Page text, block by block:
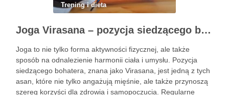
Trening i dieta
Joga Virasana – pozycja siedzącego bohatera i jej korzyści
Joga to nie tylko forma aktywności fizycznej, ale także
sposób na odnalezienie harmonii ciała i umysłu. Pozycja
siedzącego bohatera, znana jako Virasana, jest jedną z tych
asan, które nie tylko angażują mięśnie, ale także przynoszą
szereg korzyści dla zdrowia i samopoczucia. Regularne